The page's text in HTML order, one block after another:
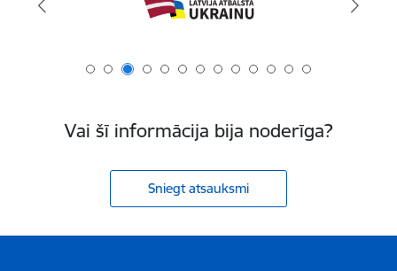
Vai šī informācija bija noderīga?
Sniegt atsauksmi